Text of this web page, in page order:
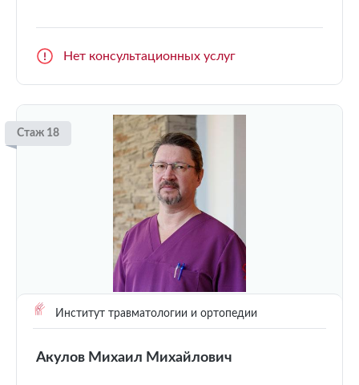
Нет консультационных услуг
Стаж 18
Институт травматологии и ортопедии
Акулов Михаил Михайлович